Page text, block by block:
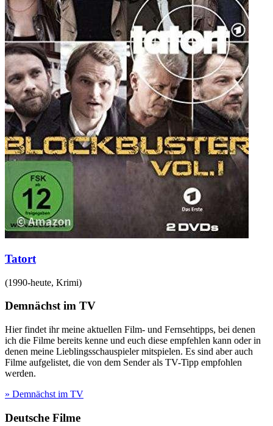
Tatort
(1990-heute, Krimi)
Demnächst im TV
Hier findet ihr meine aktuellen Film- und Fernsehtipps, bei denen
ich die Filme bereits kenne und euch diese empfehlen kann oder in
denen meine Lieblingsschauspieler mitspielen. Es sind aber auch
Filme aufgelistet, die von dem Sender als TV-Tipp empfohlen
werden.
» Demnächst im TV
Deutsche Filme